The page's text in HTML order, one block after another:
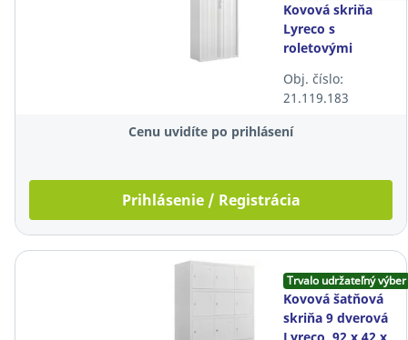
Kovová skriňa
Lyreco s
roletovými
45 x 174cm,
uzamykateľná,
biela
Obj. číslo:
21.119.183
Cenu uvidíte po prihlásení
Prihlásenie / Registrácia
Trvalo udržateľný výber
Kovová šatňová
skriňa 9 dverová